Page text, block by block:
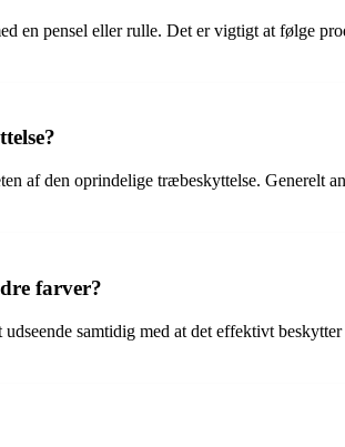
pensel eller rulle. Det er vigtigt at følge
af den oprindelige træbeskyttelse. Generelt
farver?
samtidig med at det effektivt